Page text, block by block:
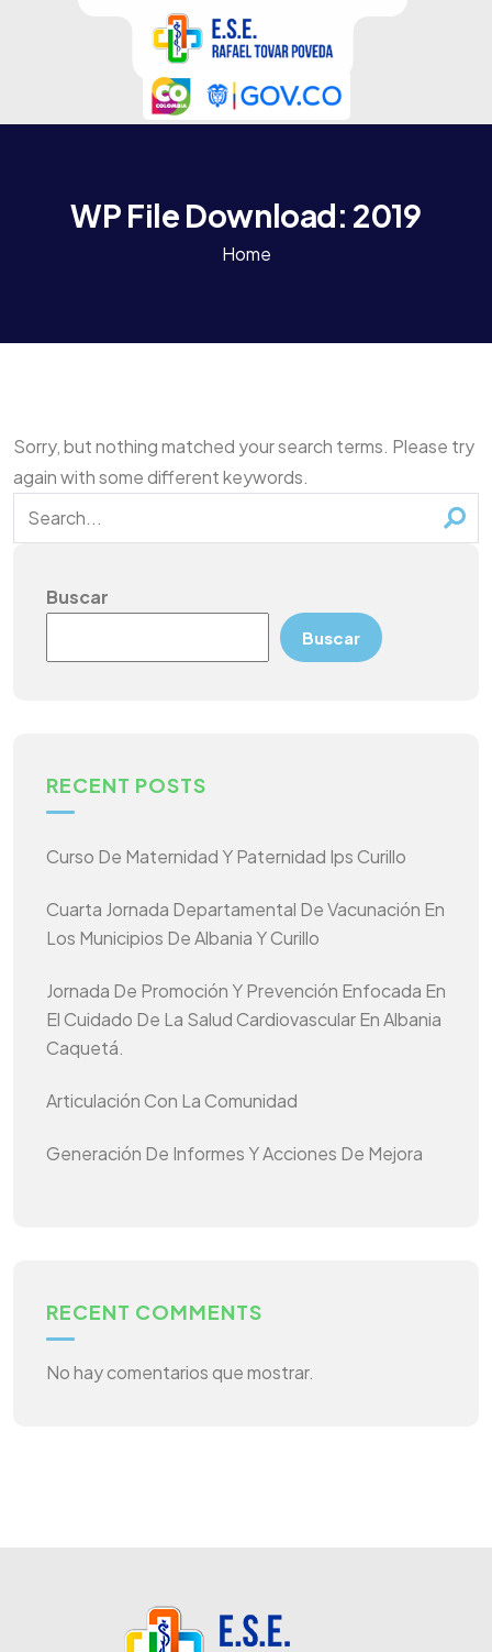
WP File Download: 2019
Home
Sorry, but nothing matched your search terms. Please try
again with some different keywords.
Buscar
Buscar
RECENT POSTS
Curso De Maternidad Y Paternidad Ips Curillo
Cuarta Jornada Departamental De Vacunación En
Los Municipios De Albania Y Curillo
Jornada De Promoción Y Prevención Enfocada En
El Cuidado De La Salud Cardiovascular En Albania
Caquetá.
Articulación Con La Comunidad
Generación De Informes Y Acciones De Mejora
RECENT COMMENTS
No hay comentarios que mostrar.